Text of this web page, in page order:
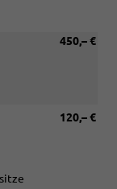
450,– €
120,– €